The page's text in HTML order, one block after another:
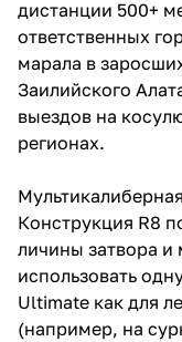
дистанции 500+
ответственных
марала в
Заилийского
выездов на
регионах.
Конструкция R8
личины затвора
использовать
Ultimate как для
(например, на